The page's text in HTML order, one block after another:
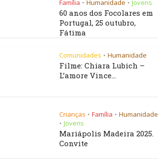
Família • Humanidade • Jovens
60 anos dos Focolares em
Portugal, 25 outubro,
Fátima
Comunidades • Humanidade
Filme: Chiara Lubich –
L’amore Vince...
Crianças • Família • Humanidade
• Jovens
Mariápolis Madeira 2025.
Convite